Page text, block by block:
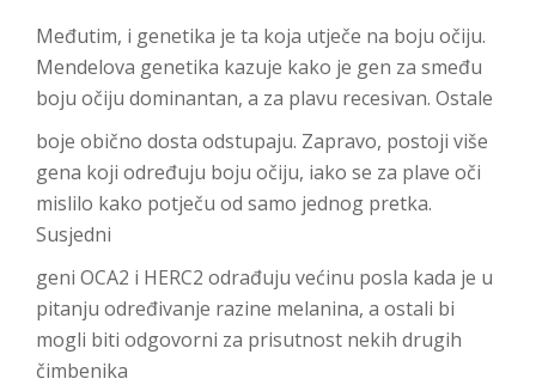
Međutim, i genetika je ta koja utječe na boju očiju.
Mendelova genetika kazuje kako je gen za smeđu
boju očiju dominantan, a za plavu recesivan. Ostale
boje obično dosta odstupaju. Zapravo, postoji više
gena koji određuju boju očiju, iako se za plave oči
mislilo kako potječu od samo jednog pretka.
Susjedni
geni OCA2 i HERC2 odrađuju većinu posla kada je u
pitanju određivanje razine melanina, a ostali bi
mogli biti odgovorni za prisutnost nekih drugih
čimbenika